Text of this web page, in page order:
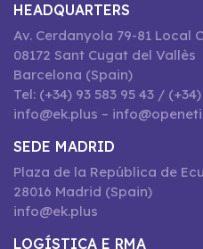
HEADQUARTERS
Av. Cerdanyola 79-81 Local C
08172 Sant Cugat del Vallès
Barcelona (Spain)
Tel: (+34) 93 583 95 43 /
info@ek.plus –
SEDE MADRID
Plaza de la República de
28016 Madrid (Spain)
info@ek.plus
LOGÍSTICA E RMA